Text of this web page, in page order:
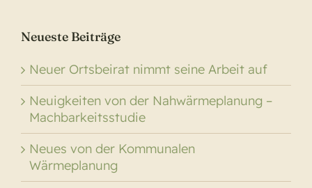
Neueste Beiträge
Neuer Ortsbeirat nimmt seine Arbeit auf
Neuigkeiten von der Nahwärmeplanung –
Machbarkeitsstudie
Neues von der Kommunalen
Wärmeplanung